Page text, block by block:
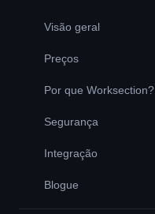
Visão geral
Preços
Por que Worksection?
Segurança
Integração
Blogue